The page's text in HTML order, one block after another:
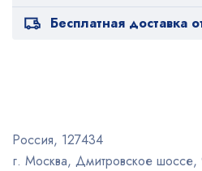
Бесплатная доставка
Россия, 127434
г. Москва, Дмитровское